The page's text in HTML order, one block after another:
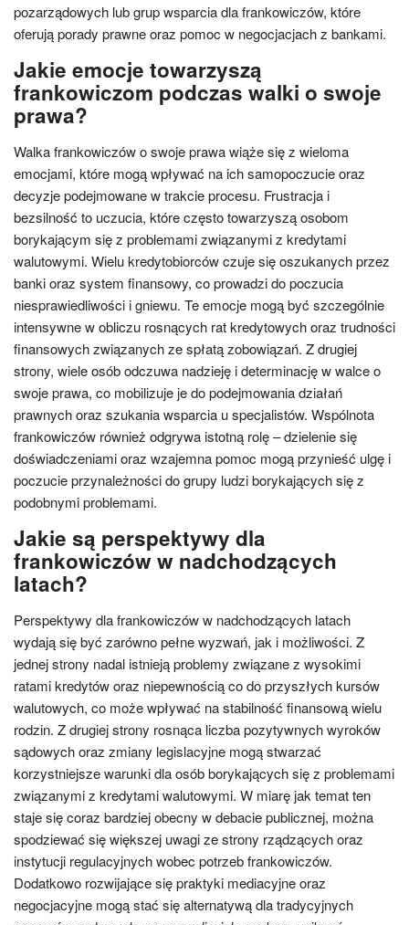
pozarządowych lub grup wsparcia dla frankowiczów, które
oferują porady prawne oraz pomoc w negocjacjach z bankami.
Jakie emocje towarzyszą
frankowiczom podczas walki o swoje
prawa?
Walka frankowiczów o swoje prawa wiąże się z wieloma
emocjami, które mogą wpływać na ich samopoczucie oraz
decyzje podejmowane w trakcie procesu. Frustracja i
bezsilność to uczucia, które często towarzyszą osobom
borykającym się z problemami związanymi z kredytami
walutowymi. Wielu kredytobiorców czuje się oszukanych przez
banki oraz system finansowy, co prowadzi do poczucia
niesprawiedliwości i gniewu. Te emocje mogą być szczególnie
intensywne w obliczu rosnących rat kredytowych oraz trudności
finansowych związanych ze spłatą zobowiązań. Z drugiej
strony, wiele osób odczuwa nadzieję i determinację w walce o
swoje prawa, co mobilizuje je do podejmowania działań
prawnych oraz szukania wsparcia u specjalistów. Wspólnota
frankowiczów również odgrywa istotną rolę – dzielenie się
doświadczeniami oraz wzajemna pomoc mogą przynieść ulgę i
poczucie przynależności do grupy ludzi borykających się z
podobnymi problemami.
Jakie są perspektywy dla
frankowiczów w nadchodzących
latach?
Perspektywy dla frankowiczów w nadchodzących latach
wydają się być zarówno pełne wyzwań, jak i możliwości. Z
jednej strony nadal istnieją problemy związane z wysokimi
ratami kredytów oraz niepewnością co do przyszłych kursów
walutowych, co może wpływać na stabilność finansową wielu
rodzin. Z drugiej strony rosnąca liczba pozytywnych wyroków
sądowych oraz zmiany legislacyjne mogą stwarzać
korzystniejsze warunki dla osób borykających się z problemami
związanymi z kredytami walutowymi. W miarę jak temat ten
staje się coraz bardziej obecny w debacie publicznej, można
spodziewać się większej uwagi ze strony rządzących oraz
instytucji regulacyjnych wobec potrzeb frankowiczów.
Dodatkowo rozwijające się praktyki mediacyjne oraz
negocjacyjne mogą stać się alternatywą dla tradycyjnych